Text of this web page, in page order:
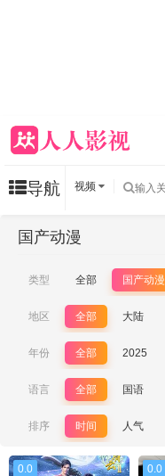
导航 视频
国产动漫
类型 全部 国产动漫
地区 全部 大陆
年份 全部 2025
语言 全部 国语
排序 时间 人气
0.0 0.0